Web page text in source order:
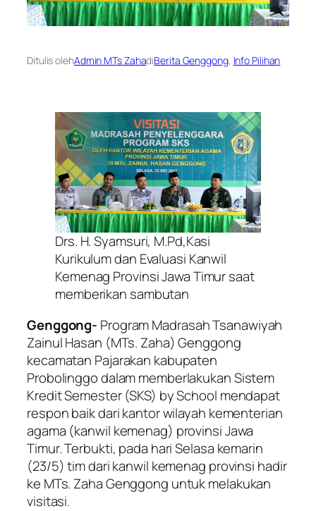
Ditulis olehAdmin MTs ZahadiBerita Genggong, Info Pilihan
Drs. H. Syamsuri, M.Pd,Kasi
Kurikulum dan Evaluasi Kanwil
Kemenag Provinsi Jawa Timur saat
memberikan sambutan
Genggong- Program Madrasah Tsanawiyah
Zainul Hasan (MTs. Zaha) Genggong
kecamatan Pajarakan kabupaten
Probolinggo dalam memberlakukan Sistem
Kredit Semester (SKS) by School mendapat
respon baik dari kantor wilayah kementerian
agama (kanwil kemenag) provinsi Jawa
Timur. Terbukti, pada hari Selasa kemarin
(23/5) tim dari kanwil kemenag provinsi hadir
ke MTs. Zaha Genggong untuk melakukan
visitasi.